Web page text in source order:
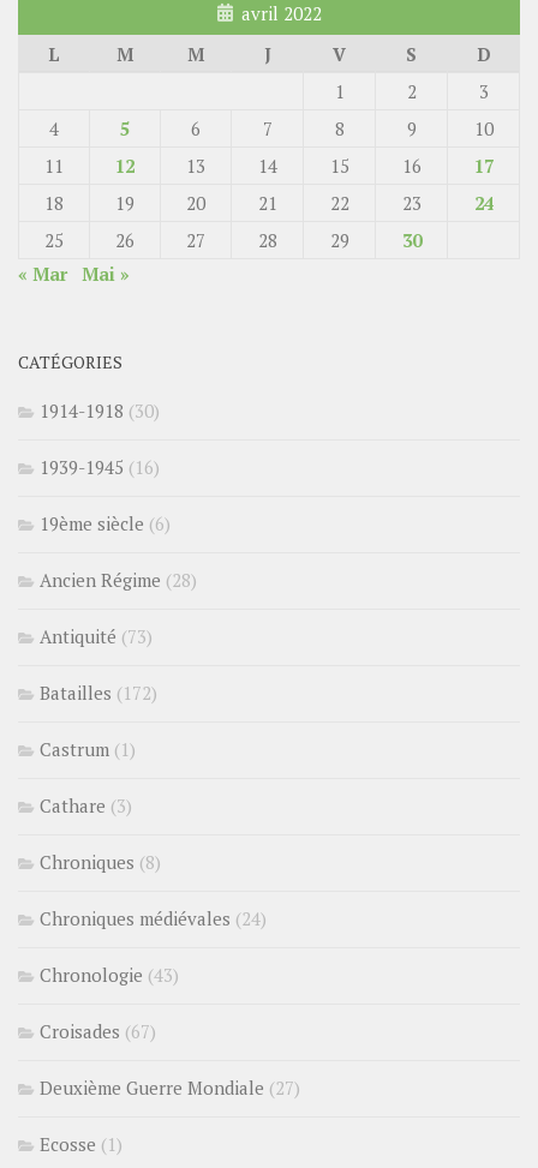
avril 2022
L
M M J V S
D
1
2
3
4
5 6 7 8 9
10
11
12 13 14 15 16
17
18
19 20 21 22 23
24
25
26 27 28 29
30
« Mar Mai »
CATÉGORIES
1914-1918 (30)
1939-1945 (16)
19ème siècle (6)
Ancien Régime (28)
Antiquité (73)
Batailles (172)
Castrum (1)
Cathare (3)
Chroniques (8)
Chroniques médiévales (24)
Chronologie (43)
Croisades (67)
Deuxième Guerre Mondiale (27)
Ecosse (1)